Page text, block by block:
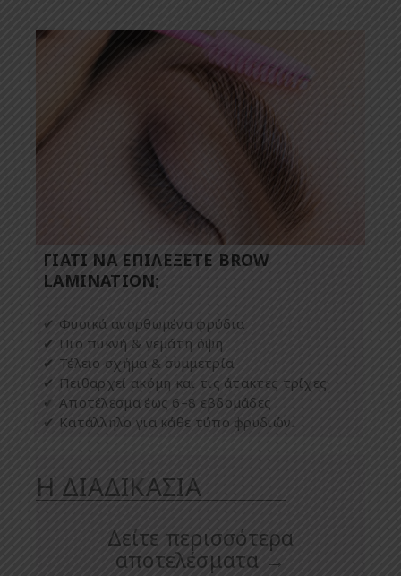
ΓΙΑΤΙ ΝΑ ΕΠΙΛΕΞΕΤΕ BROW
LAMINATION;
✔ Φυσικά ανορθωμένα φρύδια
✔ Πιο πυκνή & γεμάτη όψη
✔ Τέλειο σχήμα & συμμετρία
✔ Πειθαρχεί ακόμη και τις άτακτες τρίχες
✔ Αποτέλεσμα έως 6–8 εβδομάδες
✔ Κατάλληλο για κάθε τύπο φρυδιών.
Η ΔΙΑΔΙΚΑΣΙΑ
Δείτε περισσότερα
αποτελέσματα →